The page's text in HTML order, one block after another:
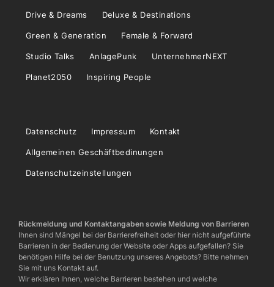
Drive & Dreams Deluxe & Destinations
Green & Generation Female & Forward
Studio Talks AnlagePunk UnternehmerNEXT
Planet2050 Inspiring People
Datenschutz Impressum Kontakt
Allgemeinen Geschäftbedinungen
Datenschutzeinstellungen
Rückmeldung und Kontaktangaben sowie Meldung von Barrieren
Ihnen sind Mängel bei der Barrierefreiheit oder hier nicht aufgeführte
Barrieren in der Bedienung der Website oder Apps aufgefallen? Sie
benötigen Hilfe bei der Benutzung unseres Angebots? Bitte nehmen
Sie mit uns Kontakt auf.
Wir erklären Ihnen, welche Barrieren bestehen und welche